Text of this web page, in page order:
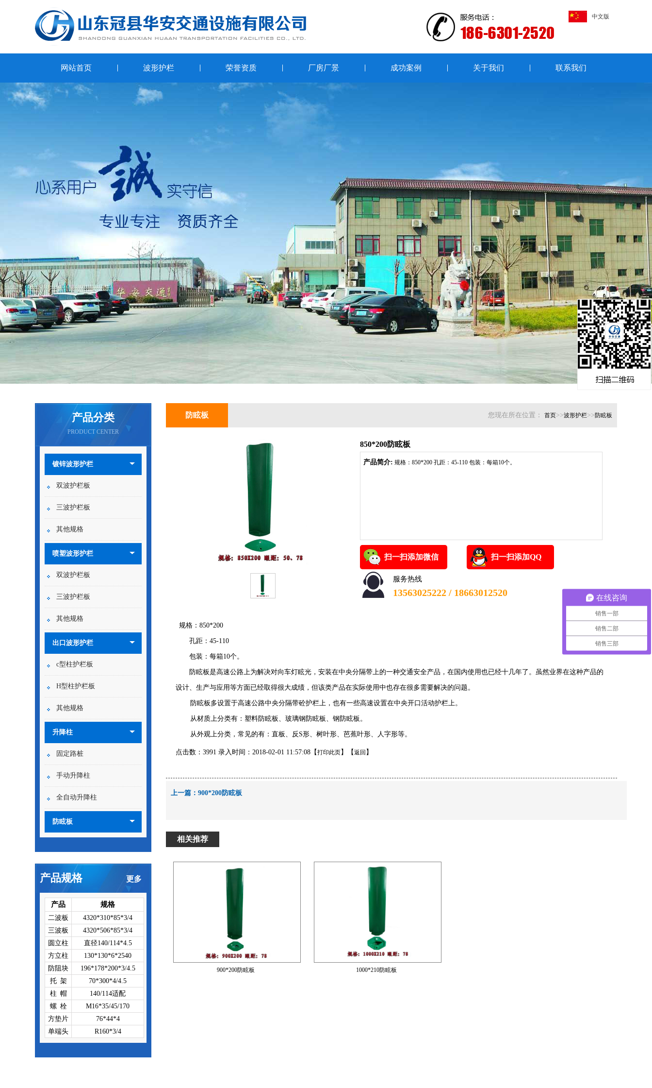
中文版
网站首页 波形护栏 荣誉资质 厂房厂景 成功案例 关于我们 联系我们
产品分类
PRODUCT CENTER
镀锌波形护栏
双波护栏板
三波护栏板
其他规格
喷塑波形护栏
双波护栏板
三波护栏板
其他规格
出口波形护栏
c型柱护栏板
H型柱护栏板
其他规格
升降柱
固定路桩
手动升降柱
全自动升降柱
防眩板
产品规格 更多
产品 规格
二波板
4320*310*85*3/4
三波板
4320*506*85*3/4
圆立柱
直径140/114*4.5
方立柱
130*130*6*2540
防阻块
196*178*200*3/4.5
托 架
70*300*4/4.5
柱 帽
140/114适配
螺 栓
M16*35/45/170
方垫片
76*44*4
单端头
R160*3/4
防眩板 您现在所在位置： 首页>>波形护栏>>防眩板
850*200防眩板
产品简介: 规格：850*200 孔距：45-110 包装：每箱10个。
扫一扫添加微信 扫一扫添加QQ
服务热线
13563025222 / 18663012520
规格：850*200
孔距：45-110
包装：每箱10个。
防眩板是高速公路上为解决对向车灯眩光，安装在中央分隔带上的一种交通安全产品，在国内使用也已经十几年了。虽然业界在这种产品的
设计、生产与应用等方面已经取得很大成绩，但该类产品在实际使用中也存在很多需要解决的问题。
防眩板多设置于高速公路中央分隔带砼护栏上，也有一些高速设置在中央开口活动护栏上。
从材质上分类有：塑料防眩板、玻璃钢防眩板、钢防眩板。
从外观上分类，常见的有：直板、反S形、树叶形、芭蕉叶形、人字形等。
点击数：3991 录入时间：2018-02-01 11:57:08【打印此页】【返回 】
上一篇： 900*200防眩板
相关推荐
900*200防眩板 1000*210防眩板
在线咨询
销售一部
销售二部
销售三部